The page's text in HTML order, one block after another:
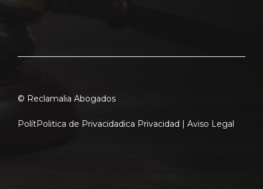
© Reclamalia Abogados
PolítPolitica de Privacidadica Privacidad | Aviso Legal